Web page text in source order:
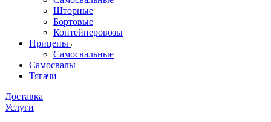
Шторные
Бортовые
Контейнеровозы
Прицепы
Самосвальные
Самосвалы
Тягачи
Доставка
Услуги